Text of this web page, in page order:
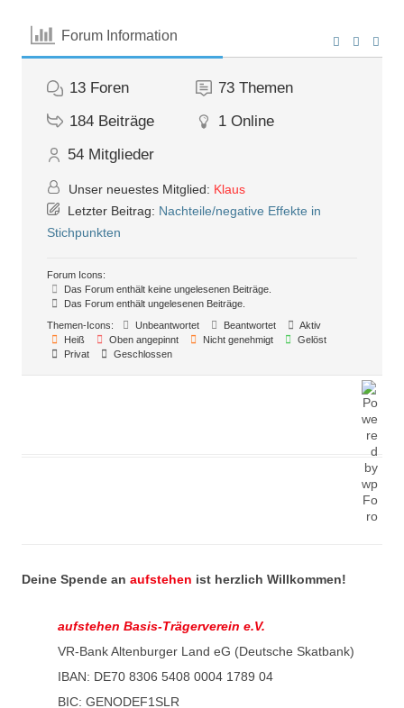
Forum Information
13 Foren 73 Themen
184 Beiträge 1 Online
54 Mitglieder
Unser neuestes Mitglied: Klaus
Letzter Beitrag: Nachteile/negative Effekte in
Stichpunkten
Forum Icons:
Das Forum enthält keine ungelesenen Beiträge.
Das Forum enthält ungelesenen Beiträge.
Themen-Icons:
Unbeantwortet Beantwortet
Aktiv
Heiß
Oben angepinnt Nicht genehmigt
Gelöst
Privat
Geschlossen
Deine Spende an aufstehen ist herzlich Willkommen!
aufstehen Basis-Trägerverein e.V.
VR-Bank Altenburger Land eG (Deutsche Skatbank)
IBAN: DE70 8306 5408 0004 1789 04
BIC: GENODEF1SLR